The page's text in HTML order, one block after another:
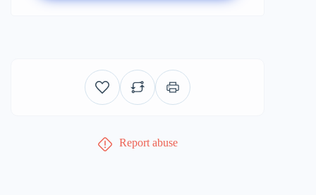
Report abuse